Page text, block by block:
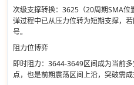
次级支撑转换：3625（20周期SMA位
弹过程中已从压力位转为短期支撑，
号。
阻力位博弈
即时阻力：3644-3649区间成为当前
点，也是前期震荡区间上沿，突破需成